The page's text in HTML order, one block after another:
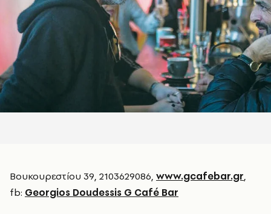
Βουκουρεστίου 39, 2103629086, www.gcafebar.gr,
fb: Georgios Doudessis G Café Bar